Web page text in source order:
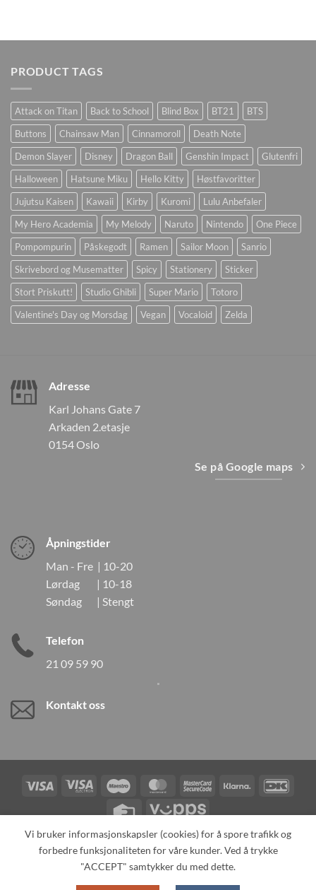
PRODUCT TAGS
Attack on Titan Back to School Blind Box BT21
BTS
Buttons
Chainsaw Man Cinnamoroll
Death Note
Demon Slayer
Disney Dragon Ball Genshin Impact
Glutenfri
Halloween
Hatsune Miku Hello Kitty
Høstfavoritter
Jujutsu Kaisen
Kawaii Kirby Kuromi
Lulu Anbefaler
My Hero Academia
My Melody Naruto Nintendo
One Piece
Pompompurin
Påskegodt Ramen Sailor Moon
Sanrio
Skrivebord og Musematter
Spicy Stationery
Sticker
Stort Priskutt!
Studio Ghibli Super Mario
Totoro
Valentine's Day og Morsdag
Vegan Vocaloid Zelda
Adresse
Karl Johans Gate 7
Arkaden 2.etasje
0154 Oslo
Se på Google maps
Åpningstider
Man - Fre | 10-20
Lørdag | 10-18
Søndag | Stengt
Telefon
21 09 59 90
Kontakt oss
Visa
Visa
Maestro MasterCardMasterCardKlarna
Credit
Vipps
TILBAKEKALLINGER KONTAKT OSS
OM OSS
SPESIALBESTILLING
MIN KONTO ALL PRODUCTS
Copyright 2026 ©Neo Tokyo by Neo Tokyo Norway AS -With Love
Vi bruker informasjonskapsler (cookies) for å spore trafikk og
forbedre funksjonaliteten for våre kunder. Ved å trykke
"ACCEPT" samtykker du med dette.